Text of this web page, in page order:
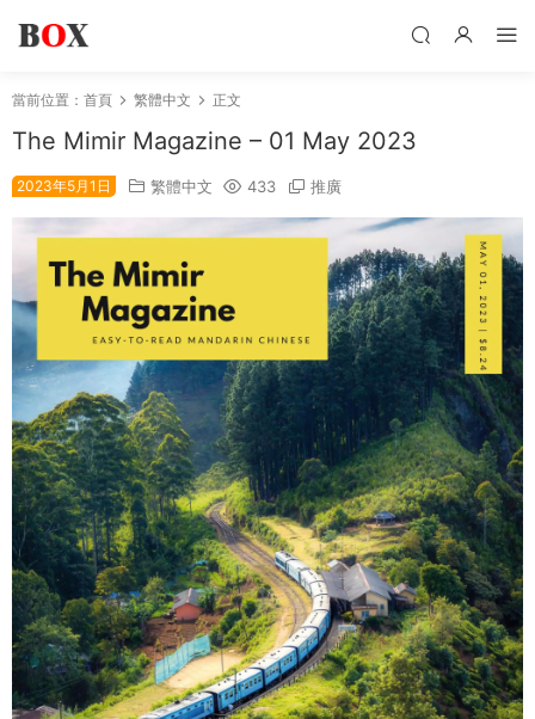
當前位置： 首頁 繁體中文 正文
The Mimir Magazine – 01 May 2023
2023年5月1日 繁體中文 433 推廣